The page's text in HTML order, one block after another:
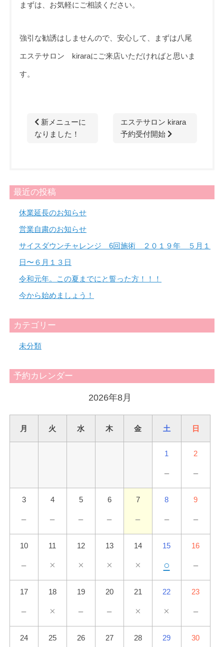
まずは、お気軽にご相談ください。
強引な勧誘はしませんので、安心して、まずは八尾
エステサロン kiraraにご来店いただければと思いま
す。
新メニューに
なりました！
エステサロン kirara
予約受付開始
最近の投稿
休業延長のお知らせ
営業自粛のお知らせ
サイスダウンチャレンジ 6回施術 ２０１９年 ５月１
日〜６月１３日
令和元年。この夏までにと誓った方！！！
今から始めましょう！
カテゴリー
未分類
予約カレンダー
2026年8月
月 火 水 木 金 土 日
1
－
2
－
3
－
4
－
5
－
6
－
7
－
8
－
9
－
10
－
11
×
12
×
13
×
14
×
15
○
16
－
17
－
18
×
19
－
20
－
21
×
22
×
23
－
24 25 26 27 28 29 30